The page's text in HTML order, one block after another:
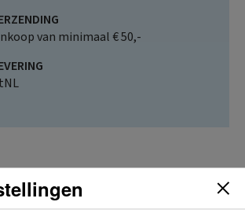
van minimaal € 50,-